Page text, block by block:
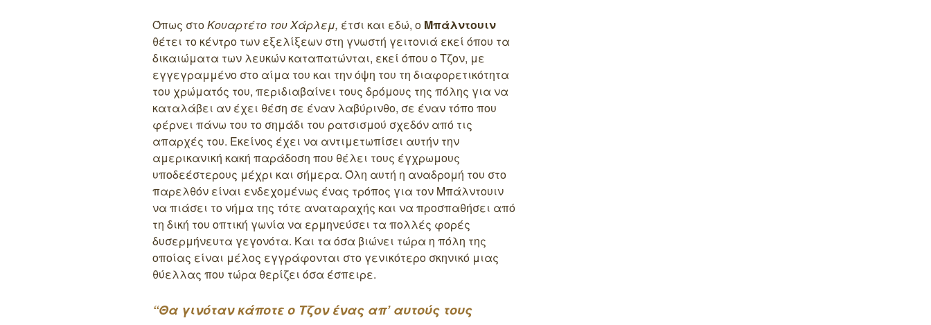
Όπως στοΚουαρτέτο του Χάρλεμ, έτσι και εδώ, ο Μπάλντουιν
θέτει το κέντρο των εξελίξεων στη γνωστή γειτονιά εκεί όπου τα
δικαιώματα των λευκών καταπατώνται, εκεί όπου ο Τζον, με
εγγεγραμμένο στο αίμα του και την όψη του τη διαφορετικότητα
του χρώματός του, περιδιαβαίνει τους δρόμους της πόλης για να
καταλάβει αν έχει θέση σε έναν λαβύρινθο, σε έναν τόπο που
φέρνει πάνω του το σημάδι του ρατσισμού σχεδόν από τις
απαρχές του. Εκείνος έχει να αντιμετωπίσει αυτήν την
αμερικανική κακή παράδοση που θέλει τους έγχρωμους
υποδεέστερους μέχρι και σήμερα. Όλη αυτή η αναδρομή του στο
παρελθόν είναι ενδεχομένως ένας τρόπος για τον Μπάλντουιν
να πιάσει το νήμα της τότε αναταραχής και να προσπαθήσει από
τη δική του οπτική γωνία να ερμηνεύσει τα πολλές φορές
δυσερμήνευτα γεγονότα. Και τα όσα βιώνει τώρα η πόλη της
οποίας είναι μέλος εγγράφονται στο γενικότερο σκηνικό μιας
θύελλας που τώρα θερίζει όσα έσπειρε.
“Θα γινόταν κάποτε ο Τζον ένας απ’ αυτούς τους